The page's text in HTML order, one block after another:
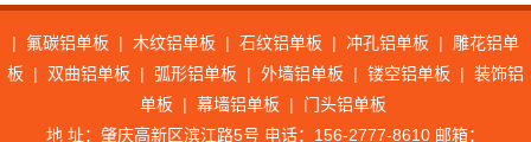
| 氟碳铝单板 | 木纹铝单板 | 石纹铝单板 | 冲孔铝单板 |
雕花铝单
板
| 双曲铝单板 | 弧形铝单板 | 外墙铝单板 | 镂空铝单板 | 装饰铝
单板
| 幕墙铝单板 |
门头铝单板
地 址：肇庆高新区滨江路5号 电话：156-2777-8610 邮箱：